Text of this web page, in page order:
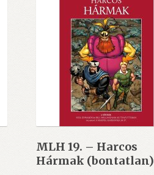
MLH 19. – Harcos
Hármak (bontatlan)